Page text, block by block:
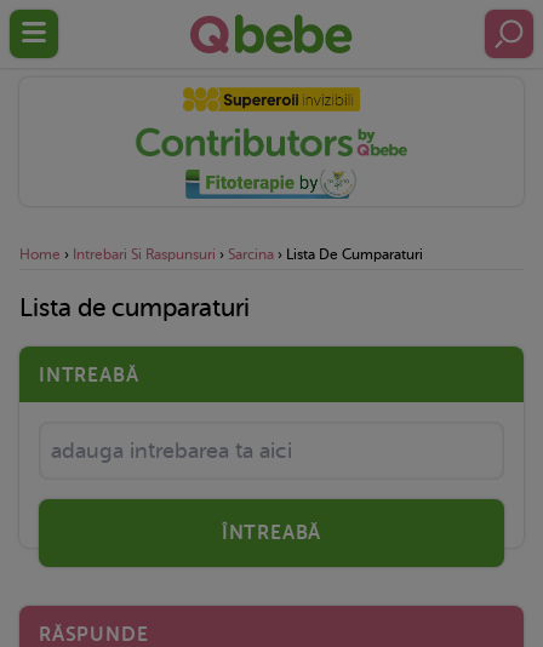
Home › Intrebari Si Raspunsuri › Sarcina › Lista De Cumparaturi
Lista de cumparaturi
INTREABĂ
ÎNTREABĂ
RĂSPUNDE